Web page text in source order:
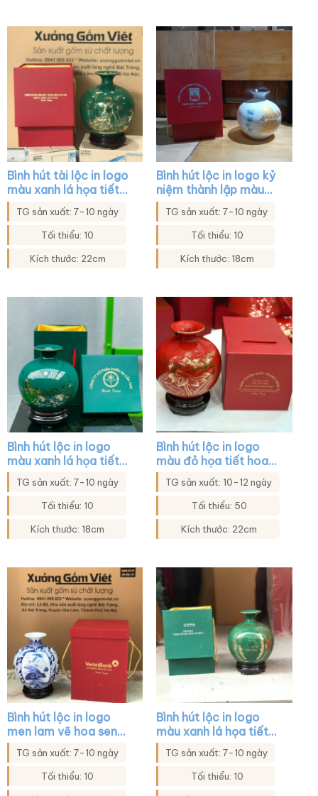
Bình hút tài lộc in logo
màu xanh lá họa tiết
hoa sen in decal vàng
XG-BHL39
TG sản xuất: 7-10 ngày
Tối thiểu: 10
Kích thước: 22cm
Bình hút lộc in logo kỷ
niệm thành lập màu
trắng họa tiết thuyền
buồm XG-BHL01
TG sản xuất: 7-10 ngày
Tối thiểu: 10
Kích thước: 18cm
Bình hút lộc in logo
màu xanh lá họa tiết
bát mã XG-BHL26
TG sản xuất: 7-10 ngày
Tối thiểu: 10
Kích thước: 18cm
Bình hút lộc in logo
màu đỏ họa tiết hoa
sen in decal vàng XG-
BHL07
TG sản xuất: 10-12 ngày
Tối thiểu: 50
Kích thước: 22cm
Bình hút lộc in logo
men lam vẽ hoa sen
XG-BHL21
TG sản xuất: 7-10 ngày
Tối thiểu: 10
Bình hút lộc in logo
màu xanh lá họa tiết
hoa in decal vàng XG-
BHL19
TG sản xuất: 7-10 ngày
Tối thiểu: 10